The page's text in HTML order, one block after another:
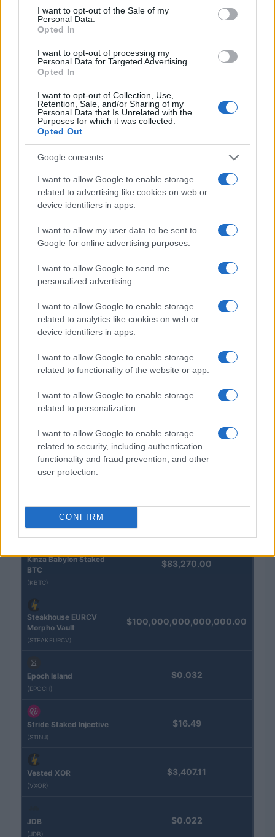
consent section.
I want to opt-out of the Sale of my
Personal Data.
Opted In
I want to opt-out of processing my
Personal Data for Targeted Advertising.
Opted In
I want to opt-out of Collection, Use,
Retention, Sale, and/or Sharing of my
Personal Data that Is Unrelated with the
Purposes for which it was collected.
Opted Out
Google consents
I want to allow Google to enable storage
related to advertising like cookies on web or
device identifiers in apps.
I want to allow my user data to be sent to
Google for online advertising purposes.
I want to allow Google to send me
personalized advertising.
I want to allow Google to enable storage
related to analytics like cookies on web or
device identifiers in apps.
I want to allow Google to enable storage
related to functionality of the website or app.
I want to allow Google to enable storage
related to personalization.
I want to allow Google to enable storage
related to security, including authentication
functionality and fraud prevention, and other
user protection.
CONFIRM
Petrolio in calo: Brent a 88.9 dollari, ribassi diffusi tra le
materie prime
Andrea Innocenti · 6 Ago 2026
Petrolio in calo: Brent a 91,82$, ribassi a due cifre per greggio
QUOTAZIONI CRYPTO
Nome Prezzo
Gold (Terra
$4,187.30
Kinza Babylon Staked
BTC
(KBTC)
$83,270.00
Steakhouse EURCV
Morpho Vault
(STEAKEURCV)
$100,000,000,000,000.00
Epoch Island
(EPOCH)
$0.032
Stride Staked Injective
(STINJ)
$16.49
Vested XOR
(VXOR)
$3,407.11
JDB
(JDB)
$0.022